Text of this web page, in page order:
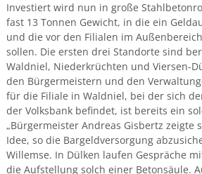
Investiert wird nun in große
fast 13 Tonnen Gewicht, in die ein
und die vor den Filialen im
sollen. Die ersten drei Standorte sind
Waldniel, Niederkrüchten und Viersen-
den Bürgermeistern und den
für die Filiale in Waldniel, bei der sich
der Volksbank befindet, ist bereits ein
„Bürgermeister Andreas Gisbertz zeigte
Idee, so die Bargeldversorgung
Willemse. In Dülken laufen Gespräche
die Aufstellung solch einer Betonsäule.